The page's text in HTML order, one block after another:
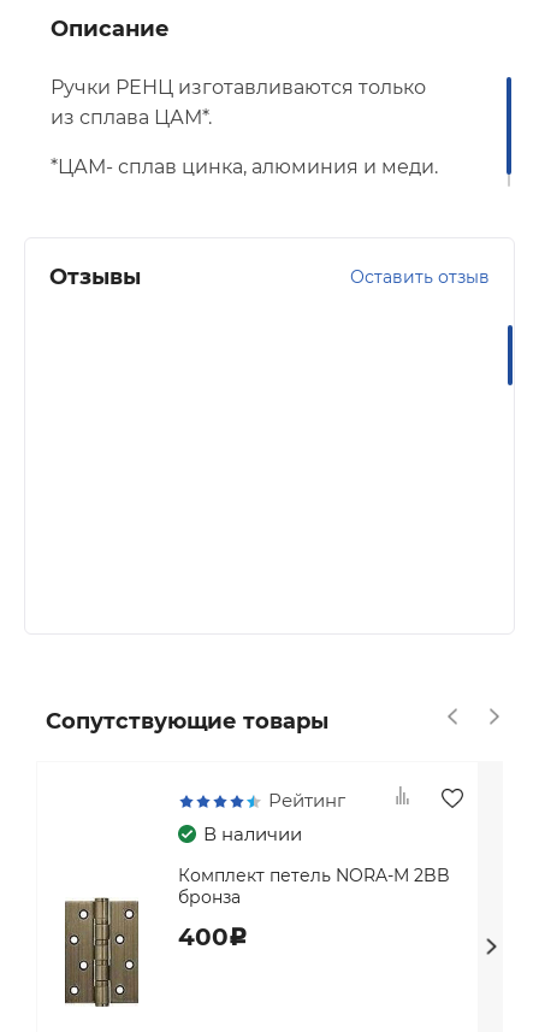
Описание
Ручки РЕНЦ изготавливаются только
из сплава ЦАМ*.
*ЦАМ- сплав цинка, алюминия и меди.
Отзывы Оставить отзыв
Сопутствующие товары
Рейтинг
В наличии
Комплект петель NORA-M 2BB
бронза
400c